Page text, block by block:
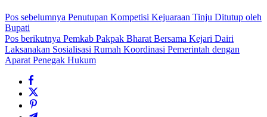
Pos sebelumnya Penutupan Kompetisi Kejuaraan Tinju Ditutup oleh
Bupati
Pos berikutnya Pemkab Pakpak Bharat Bersama Kejari Dairi
Laksanakan Sosialisasi Rumah Koordinasi Pemerintah dengan
Aparat Penegak Hukum